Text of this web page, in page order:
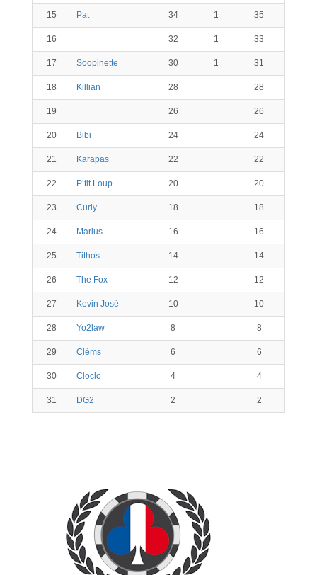
15 Pat 34 1 35
16 32 1 33
17 Soopinette 30 1 31
18 Killian 28 28
19 26 26
20 Bibi 24 24
21 Karapas 22 22
22 P’tit Loup 20 20
23 Curly 18 18
24 Marius 16 16
25 Tithos 14 14
26 The Fox 12 12
27 Kevin José 10 10
28 Yo2law 8 8
29 Cléms 6 6
30 Cloclo 4 4
31 DG2 2 2